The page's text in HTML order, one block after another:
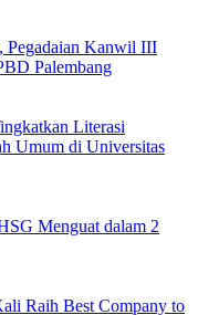
Pegadaian Kanwil III
Palembang
Literasi
Umum di Universitas
Menguat dalam 2
Raih Best Company to